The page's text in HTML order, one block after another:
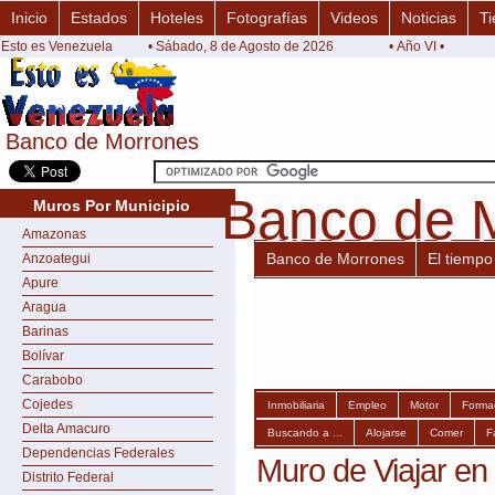
Banco de Morrones
Banco de Morrones
Inicio Estados Hoteles Fotografías Videos Noticias
Esto es Venezuela • Sábado, 8 de Agosto de 2026 • Año VI •
Muros Por Municipio
Amazonas
Anzoategui
Apure
Aragua
Barinas
Bolívar
Carabobo
Cojedes
Delta Amacuro
Dependencias Federales
Distrito Federal
Banco de
Banco de
Banco de Morrones El tiempo
Inmobiliaria Empleo Motor
Buscando a ... Alojarse Comer
Muro de Viajar